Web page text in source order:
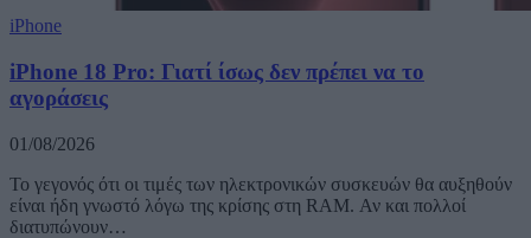
iPhone
iPhone 18 Pro: Γιατί ίσως δεν πρέπει να το
αγοράσεις
01/08/2026
Το γεγονός ότι οι τιμές των ηλεκτρονικών συσκευών θα αυξηθούν
είναι ήδη γνωστό λόγω της κρίσης στη RAM. Αν και πολλοί
διατυπώνουν…